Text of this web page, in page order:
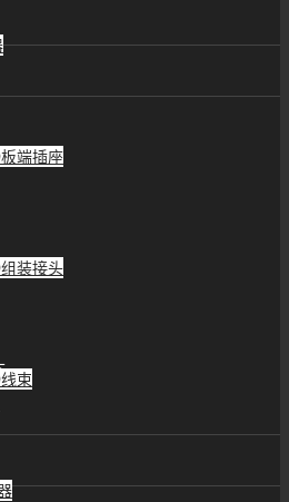
端插座
装接头
束